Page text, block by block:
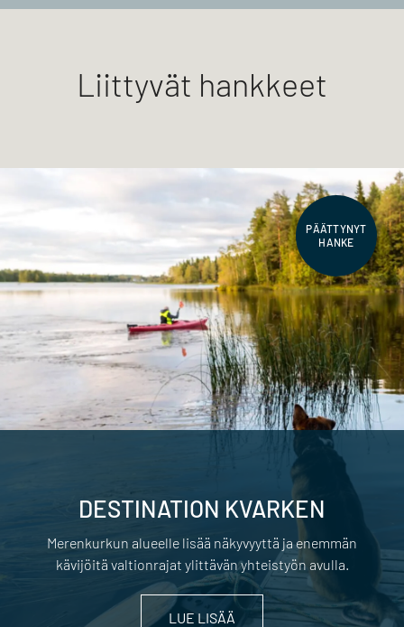
Liittyvät hankkeet
PÄÄTTYNYT
HANKE
DESTINATION KVARKEN
Merenkurkun alueelle lisää näkyvyyttä ja enemmän
kävijöitä valtionrajat ylittävän yhteistyön avulla.
LUE LISÄÄ